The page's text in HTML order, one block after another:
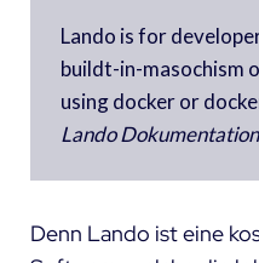
Lando is for
buildt-in-masochism
using docker or
Lando Dokumentation
Denn Lando ist eine